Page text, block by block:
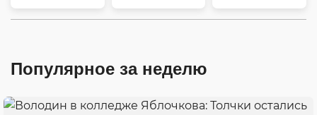
Популярное за неделю